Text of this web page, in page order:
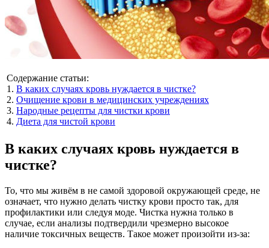
Содержание статьи:
1. В каких случаях кровь нуждается в чистке?
2. Очищение крови в медицинских учреждениях
3. Народные рецепты для чистки крови
4. Диета для чистой крови
В каких случаях кровь нуждается в
чистке?
То, что мы живём в не самой здоровой окружающей среде, не
означает, что нужно делать чистку крови просто так, для
профилактики или следуя моде. Чистка нужна только в
случае, если анализы подтвердили чрезмерно высокое
наличие токсичных веществ. Такое может произойти из-за: